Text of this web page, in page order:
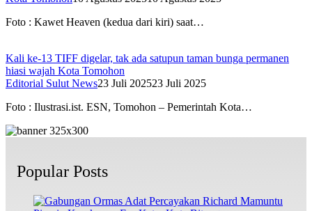
Foto : Kawet Heaven (kedua dari kiri) saat…
Kali ke-13 TIFF digelar, tak ada satupun taman bunga permanen
hiasi wajah Kota Tomohon
Editorial Sulut News23 Juli 202523 Juli 2025
Foto : Ilustrasi.ist. ESN, Tomohon – Pemerintah Kota…
Popular Posts